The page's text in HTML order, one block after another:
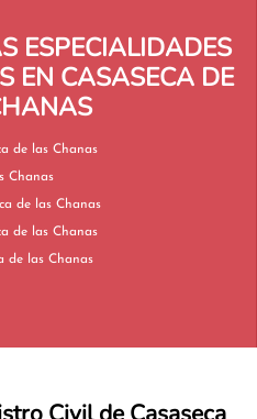
ESPECIALIDADES
EN CASASECA DE
en Casaseca de las Chanas
las Chanas
en Casaseca de las Chanas
en Casaseca de las Chanas
Casaseca de las Chanas